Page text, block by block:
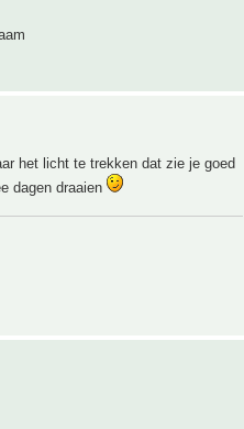
het licht te trekken dat zie je goed
dagen draaien